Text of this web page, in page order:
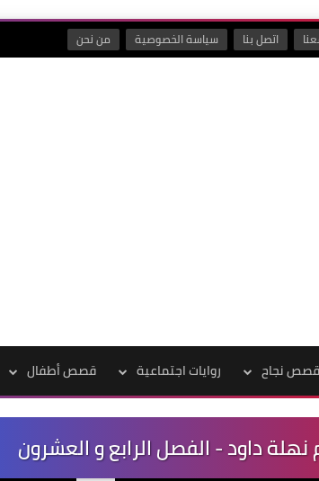
اتصل بنا سياسة الخصوصية من نحن
قصص نجاح روايات اجتماعية قصص أطفال
داود - الفصل الرابع و العشرون